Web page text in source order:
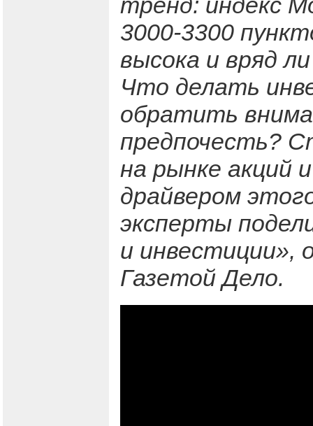
тренд: индекс
3000-3300
высока и вряд
Что делать
обратить
предпочесть?
на рынке акций
драйвером
эксперты
и инвестиции»,
Газетой Дело.